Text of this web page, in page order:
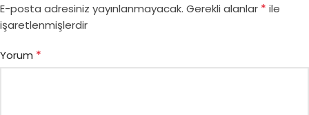
E-posta adresiniz yayınlanmayacak. Gerekli alanlar * ile
işaretlenmişlerdir
Yorum *